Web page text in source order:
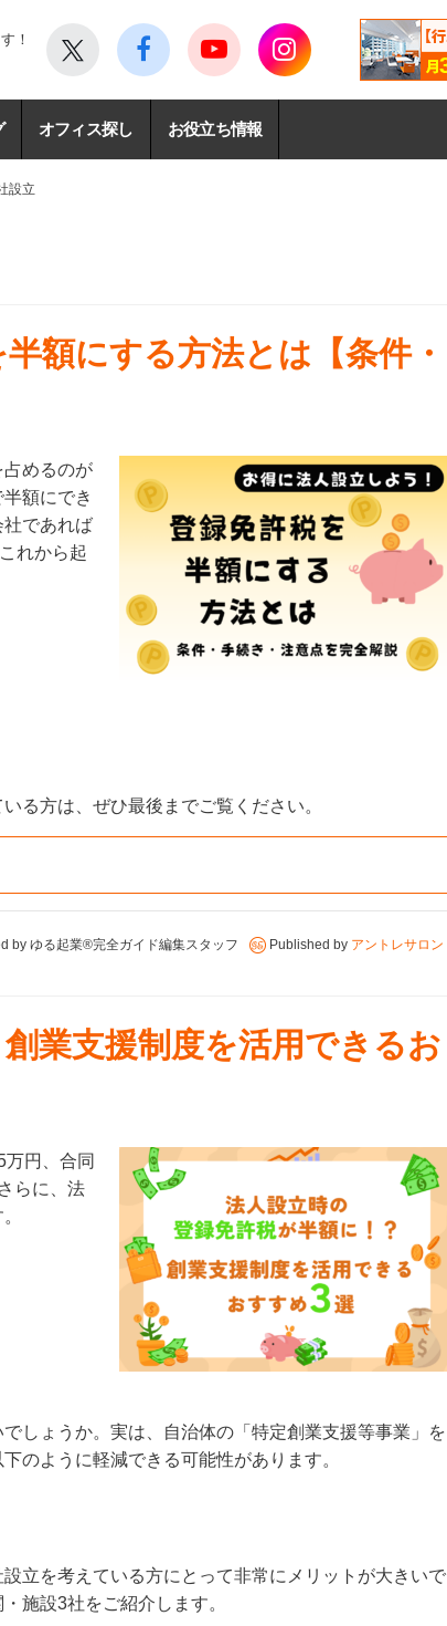
！
オフィス探し お役立ち情報
設立
額にする方法とは【条件・
めるのが
額にでき
であれば
れから起
る方は、ぜひ最後までご覧ください。
by ゆる起業®完全ガイド編集スタッフ Published by アントレサロン
業支援制度を活用できるお
円、合同
らに、法
しょうか。実は、自治体の「特定創業支援等事業」を
のように軽減できる可能性があります。
立を考えている方にとって非常にメリットが大きいで
施設3社をご紹介します。